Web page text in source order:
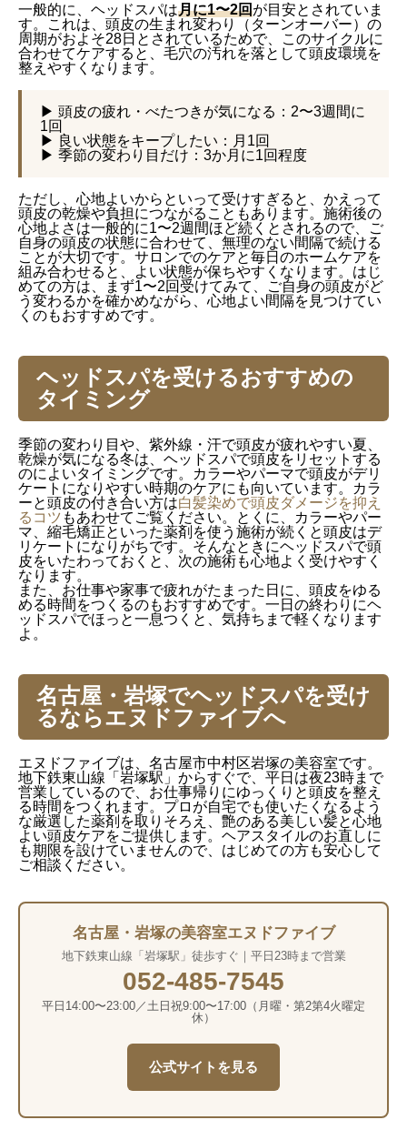
一般的に、ヘッドスパは月に1〜2回が目安とされていま
す。これは、頭皮の生まれ変わり（ターンオーバー）の
周期がおよそ28日とされているためで、このサイクルに
合わせてケアすると、毛穴の汚れを落として頭皮環境を
整えやすくなります。
▶ 頭皮の疲れ・べたつきが気になる：2〜3週間に
1回
▶ 良い状態をキープしたい：月1回
▶ 季節の変わり目だけ：3か月に1回程度
ただし、心地よいからといって受けすぎると、かえって
頭皮の乾燥や負担につながることもあります。施術後の
心地よさは一般的に1〜2週間ほど続くとされるので、ご
自身の頭皮の状態に合わせて、無理のない間隔で続ける
ことが大切です。サロンでのケアと毎日のホームケアを
組み合わせると、よい状態が保ちやすくなります。はじ
めての方は、まず1〜2回受けてみて、ご自身の頭皮がど
う変わるかを確かめながら、心地よい間隔を見つけてい
くのもおすすめです。
ヘッドスパを受けるおすすめの
タイミング
季節の変わり目や、紫外線・汗で頭皮が疲れやすい夏、
乾燥が気になる冬は、ヘッドスパで頭皮をリセットする
のによいタイミングです。カラーやパーマで頭皮がデリ
ケートになりやすい時期のケアにも向いています。カラ
ーと頭皮の付き合い方は白髪染めで頭皮ダメージを抑え
るコツ もあわせてご覧ください。とくに、カラーやパー
マ、縮毛矯正といった薬剤を使う施術が続くと頭皮はデ
リケートになりがちです。そんなときにヘッドスパで頭
皮をいたわっておくと、次の施術も心地よく受けやすく
なります。
また、お仕事や家事で疲れがたまった日に、頭皮をゆる
める時間をつくるのもおすすめです。一日の終わりにヘ
ッドスパでほっと一息つくと、気持ちまで軽くなります
よ。
名古屋・岩塚でヘッドスパを受け
るならエヌドファイブへ
エヌドファイブは、名古屋市中村区岩塚の美容室です。
地下鉄東山線「岩塚駅」からすぐで、平日は夜23時まで
営業しているので、お仕事帰りにゆっくりと頭皮を整え
る時間をつくれます。プロが自宅でも使いたくなるよう
な厳選した薬剤を取りそろえ、艶のある美しい髪と心地
よい頭皮ケアをご提供します。ヘアスタイルのお直しに
も期限を設けていませんので、はじめての方も安心して
ご相談ください。
名古屋・岩塚の美容室エヌドファイブ
地下鉄東山線「岩塚駅」徒歩すぐ｜平日23時まで営業
052-485-7545
平日14:00〜23:00／土日祝9:00〜17:00（月曜・第2第4火曜定
休）
公式サイトを見る